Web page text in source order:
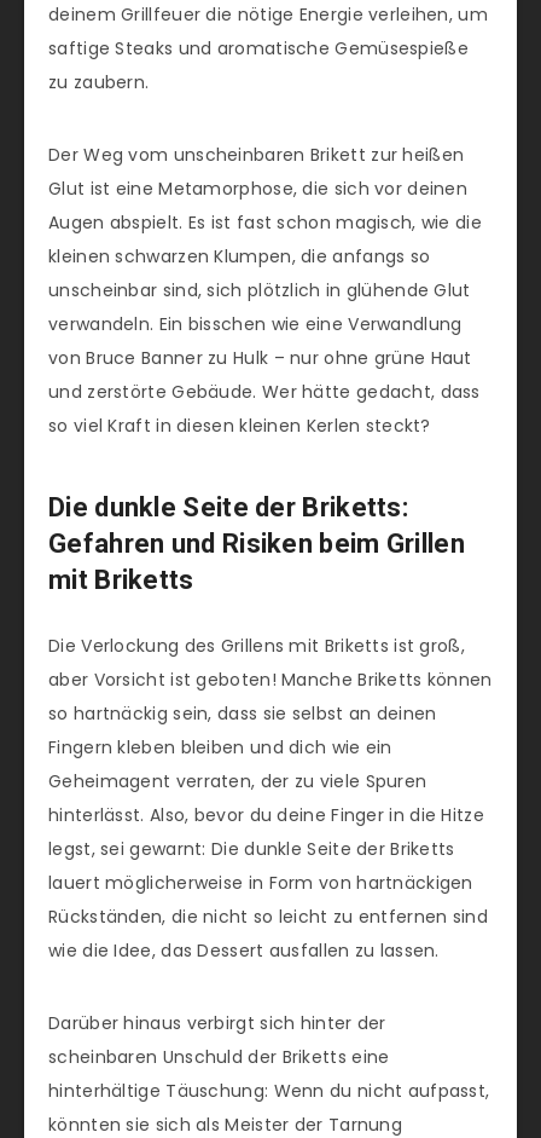
deinem Grillfeuer die nötige Energie verleihen, um
saftige Steaks und aromatische Gemüsespieße
zu zaubern.
Der Weg vom unscheinbaren Brikett zur heißen
Glut ist eine Metamorphose, die sich vor deinen
Augen abspielt. Es ist fast schon magisch, wie die
kleinen schwarzen Klumpen, die anfangs so
unscheinbar sind, sich plötzlich in glühende Glut
verwandeln. Ein bisschen wie eine Verwandlung
von Bruce Banner zu Hulk – nur ohne grüne Haut
und zerstörte Gebäude. Wer hätte gedacht, dass
so viel Kraft in diesen kleinen Kerlen steckt?
Die dunkle Seite der Briketts:
Gefahren und Risiken beim Grillen
mit Briketts
Die Verlockung des Grillens mit Briketts ist groß,
aber Vorsicht ist geboten! Manche Briketts können
so hartnäckig sein, dass sie selbst an deinen
Fingern kleben bleiben und dich wie ein
Geheimagent verraten, der zu viele Spuren
hinterlässt. Also, bevor du deine Finger in die Hitze
legst, sei gewarnt: Die dunkle Seite der Briketts
lauert möglicherweise in Form von hartnäckigen
Rückständen, die nicht so leicht zu entfernen sind
wie die Idee, das Dessert ausfallen zu lassen.
Darüber hinaus verbirgt sich hinter der
scheinbaren Unschuld der Briketts eine
hinterhältige Täuschung: Wenn du nicht aufpasst,
könnten sie sich als Meister der Tarnung